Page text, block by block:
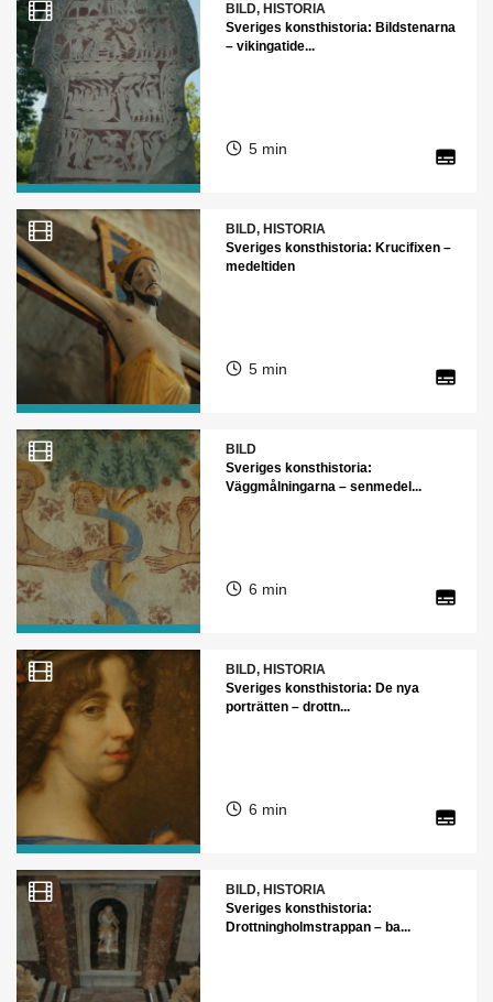
BILD, HISTORIA
Sveriges konsthistoria: Bildstenarna
– vikingatide...
5 min
BILD, HISTORIA
Sveriges konsthistoria: Krucifixen –
medeltiden
5 min
BILD
Sveriges konsthistoria:
Väggmålningarna – senmedel...
6 min
BILD, HISTORIA
Sveriges konsthistoria: De nya
porträtten – drottn...
6 min
BILD, HISTORIA
Sveriges konsthistoria:
Drottningholmstrappan – ba...